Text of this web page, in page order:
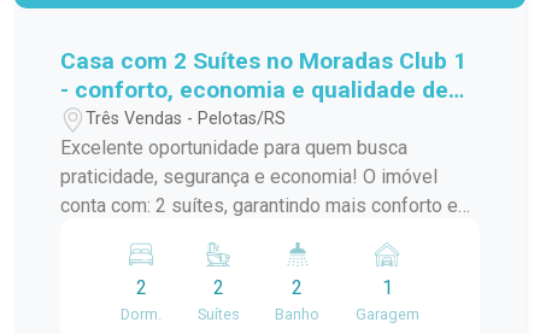
Casa com 2 Suítes no Moradas Club 1
- conforto, economia e qualidade de
vidaTrês Vendas - Pelotas/RS
Excelente oportunidade para quem busca
praticidade, segurança e economia! O imóvel
conta com: 2 suítes, garantindo mais conforto e
proporcionando um ambiente funcional
Ambientes bem distribuídos, com ótimo
aproveitamento de espaço Sistema de energia
2
Dorm.
2
Suítes
2
Banho
1
Garagem